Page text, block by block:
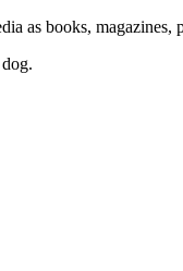
as books, magazines,